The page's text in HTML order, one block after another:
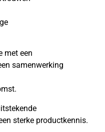
met een
samenwerking
sterke productkennis.